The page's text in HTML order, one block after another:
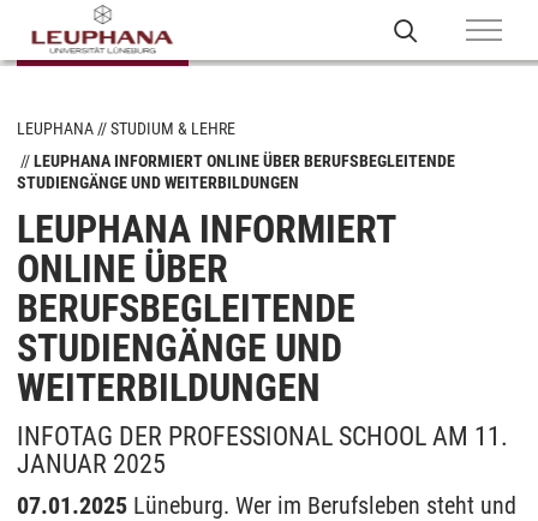
LEUPHANA
STUDIUM & LEHRE
LEUPHANA INFORMIERT ONLINE ÜBER BERUFSBEGLEITENDE
STUDIENGÄNGE UND WEITERBILDUNGEN
LEUPHANA INFORMIERT
ONLINE ÜBER
BERUFSBEGLEITENDE
STUDIENGÄNGE UND
WEITERBILDUNGEN
INFOTAG DER PROFESSIONAL SCHOOL AM 11.
JANUAR 2025
07.01.2025 Lüneburg. Wer im Berufsleben steht und